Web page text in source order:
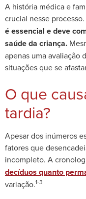
A história médica e
crucial nesse processo.
é essencial e deve
saúde da criança.
apenas uma avaliação
situações que se
O que
tardia?
Apesar dos inúmeros
fatores que
incompleto. A
decíduos quanto
variação.1-3